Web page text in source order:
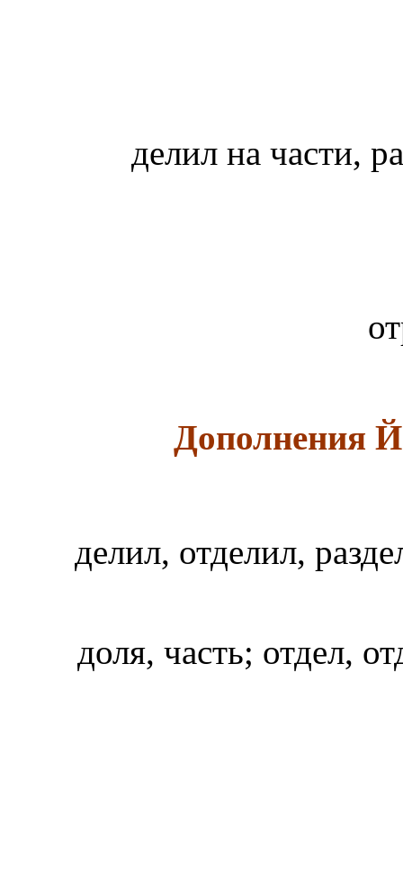
делил на части,
Дополнения
делил, отделил,
доля, часть; отдел,